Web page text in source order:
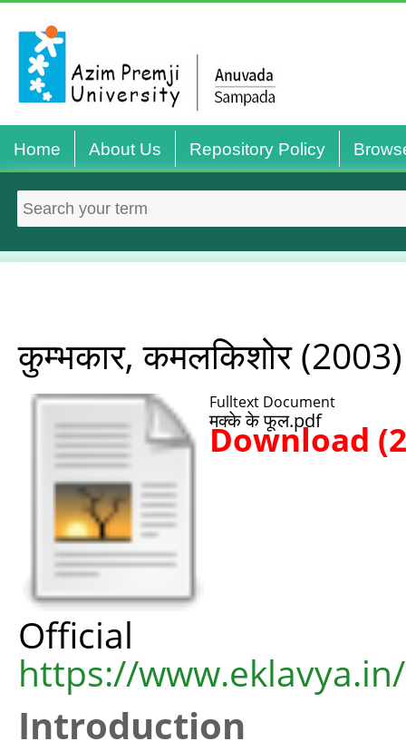
Home About Us Repository Policy
कुम्भकार, कमलकिशोर
Fulltext Document
मक्के के फूल.pdf
Download
https://
Introduction